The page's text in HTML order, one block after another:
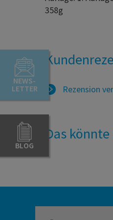
NEWS-
LETTER
BLOG
358g
Rezension
Das